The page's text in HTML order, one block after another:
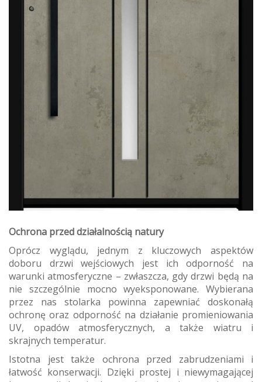
Ochrona przed działalnością natury
Oprócz wyglądu, jednym z kluczowych aspektów
doboru drzwi wejściowych jest ich odporność na
warunki atmosferyczne – zwłaszcza, gdy drzwi będą na
nie szczególnie mocno wyeksponowane. Wybierana
przez nas stolarka powinna zapewniać doskonałą
ochronę oraz odporność na działanie promieniowania
UV, opadów atmosferycznych, a także wiatru i
skrajnych temperatur.
Istotna jest także ochrona przed zabrudzeniami i
łatwość konserwacji. Dzięki prostej i niewymagającej